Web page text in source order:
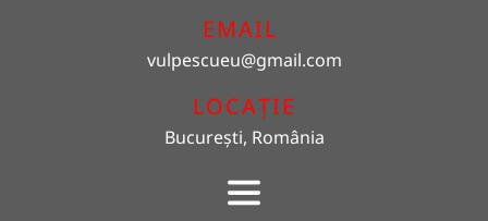
EMAIL
vulpescueu@gmail.com
LOCAȚIE
București, România